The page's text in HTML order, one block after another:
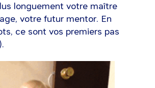
longuement votre maître
votre futur mentor. En
ce sont vos premiers pas